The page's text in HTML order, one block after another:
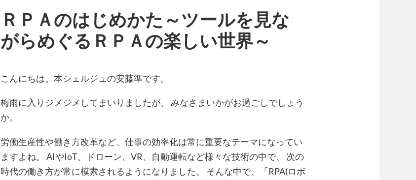
ＲＰＡのはじめかた～ツールを見な
がらめぐるＲＰＡの楽しい世界～
こんにちは。本シェルジュの安藤準です。
梅雨に入りジメジメしてまいりましたが、 みなさまいかがお過ごしでしょう
か。
労働生産性や働き方改革など、仕事の効率化は常に重要なテーマになってい
ますよね。 AIやIoT、ドローン、VR、自動運転など様々な技術の中で、 次の
時代の働き方が常に模索されるようになりました。 そんな中で、「RPA(ロボ